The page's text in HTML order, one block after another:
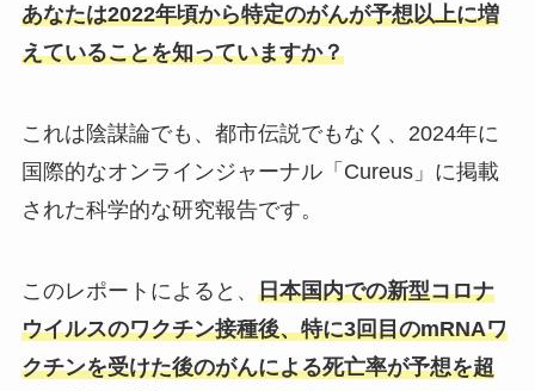
あなたは2022年頃から特定のがんが予想以上に増
えていることを知っていますか？
これは陰謀論でも、都市伝説でもなく、2024年に
国際的なオンラインジャーナル「Cureus」に掲載
された科学的な研究報告です。
このレポートによると、 日本国内での新型コロナ
ウイルスのワクチン接種後、特に3回目のmRNAワ
クチンを受けた後のがんによる死亡率が予想を超